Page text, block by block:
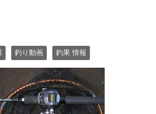
釣り動画 釣果 情報